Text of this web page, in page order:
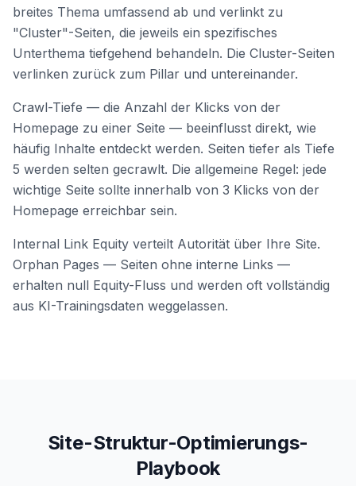
breites Thema umfassend ab und verlinkt zu
"Cluster"-Seiten, die jeweils ein spezifisches
Unterthema tiefgehend behandeln. Die Cluster-Seiten
verlinken zurück zum Pillar und untereinander.
Crawl-Tiefe — die Anzahl der Klicks von der
Homepage zu einer Seite — beeinflusst direkt, wie
häufig Inhalte entdeckt werden. Seiten tiefer als Tiefe
5 werden selten gecrawlt. Die allgemeine Regel: jede
wichtige Seite sollte innerhalb von 3 Klicks von der
Homepage erreichbar sein.
Internal Link Equity verteilt Autorität über Ihre Site.
Orphan Pages — Seiten ohne interne Links —
erhalten null Equity-Fluss und werden oft vollständig
aus KI-Trainingsdaten weggelassen.
Site-Struktur-Optimierungs-
Playbook